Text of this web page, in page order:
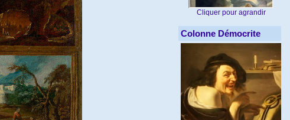
Cliquer pour agrandir
Colonne Démocrite